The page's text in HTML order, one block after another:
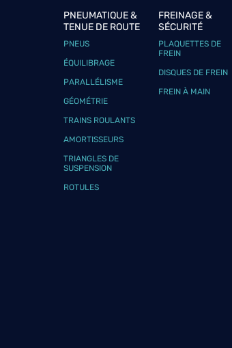
PNEUMATIQUE &
TENUE DE ROUTE
PNEUS
ÉQUILIBRAGE
PARALLÉLISME
GÉOMÉTRIE
TRAINS ROULANTS
AMORTISSEURS
TRIANGLES DE
SUSPENSION
ROTULES
FREINAGE &
SÉCURITÉ
PLAQUETTES DE
FREIN
DISQUES DE FREIN
FREIN À MAIN